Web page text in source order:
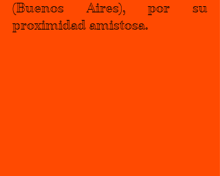
(Buenos Aires), por su
proximidad amistosa.